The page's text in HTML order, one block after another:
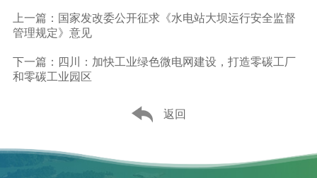
上一篇：国家发改委公开征求《水电站大坝运行安全监督
管理规定》意见
下一篇：四川：加快工业绿色微电网建设，打造零碳工厂
和零碳工业园区
返回